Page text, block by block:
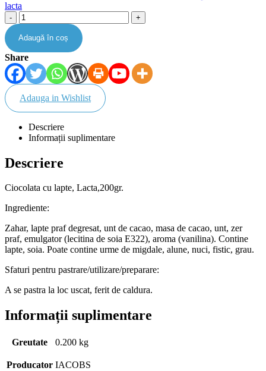
lacta
- +
Adaugă în coș
Share
Adauga in Wishlist
Descriere
Informații suplimentare
Descriere
Ciocolata cu lapte, Lacta,200gr.
Ingrediente:
Zahar, lapte praf degresat, unt de cacao, masa de cacao, unt, zer
praf, emulgator (lecitina de soia E322), aroma (vanilina). Contine
lapte, soia. Poate contine urme de migdale, alune, nuci, fistic, grau.
Sfaturi pentru pastrare/utilizare/preparare:
A se pastra la loc uscat, ferit de caldura.
Informații suplimentare
Greutate 0.200 kg
Producator IACOBS